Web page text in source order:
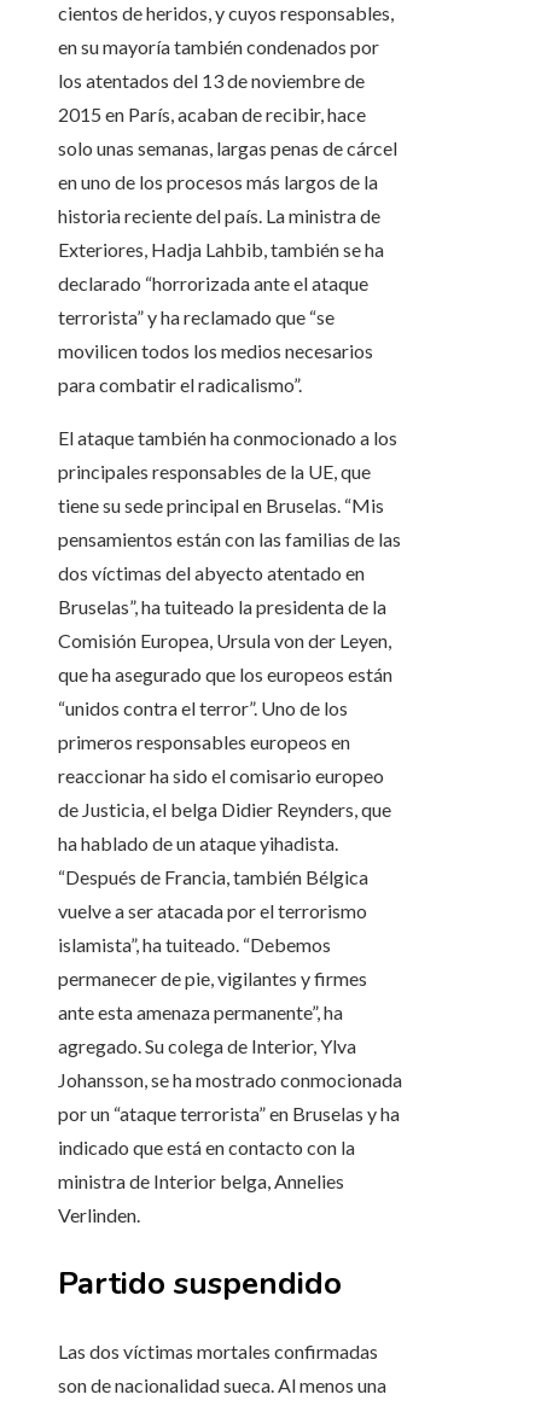
cientos de heridos, y cuyos responsables,
en su mayoría también condenados por
los atentados del 13 de noviembre de
2015 en París, acaban de recibir, hace
solo unas semanas, largas penas de cárcel
en uno de los procesos más largos de la
historia reciente del país. La ministra de
Exteriores, Hadja Lahbib, también se ha
declarado “horrorizada ante el ataque
terrorista” y ha reclamado que “se
movilicen todos los medios necesarios
para combatir el radicalismo”.
El ataque también ha conmocionado a los
principales responsables de la UE, que
tiene su sede principal en Bruselas. “Mis
pensamientos están con las familias de las
dos víctimas del abyecto atentado en
Bruselas”, ha tuiteado la presidenta de la
Comisión Europea, Ursula von der Leyen,
que ha asegurado que los europeos están
“unidos contra el terror”. Uno de los
primeros responsables europeos en
reaccionar ha sido el comisario europeo
de Justicia, el belga Didier Reynders, que
ha hablado de un ataque yihadista.
“Después de Francia, también Bélgica
vuelve a ser atacada por el terrorismo
islamista”, ha tuiteado. “Debemos
permanecer de pie, vigilantes y firmes
ante esta amenaza permanente”, ha
agregado. Su colega de Interior, Ylva
Johansson, se ha mostrado conmocionada
por un “ataque terrorista” en Bruselas y ha
indicado que está en contacto con la
ministra de Interior belga, Annelies
Verlinden.
Partido suspendido
Las dos víctimas mortales confirmadas
son de nacionalidad sueca. Al menos una